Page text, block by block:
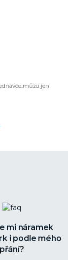
jen
mi náramek
i podle mého
přání?